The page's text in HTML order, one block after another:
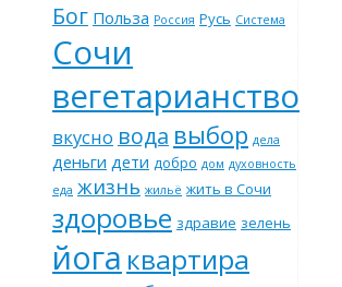
Бог Польза Россия Русь Система
Сочи
вегетарианство
вкусно вода выбор дела
деньги дети добро дом духовность
еда жизнь жильё жить в Сочи
здоровье здравие зелень
йога квартира